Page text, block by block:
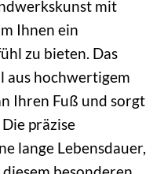
mit
Ihnen ein
zu bieten. Das
aus hochwertigem
Ihren Fuß und sorgt
präzise
lange Lebensdauer,